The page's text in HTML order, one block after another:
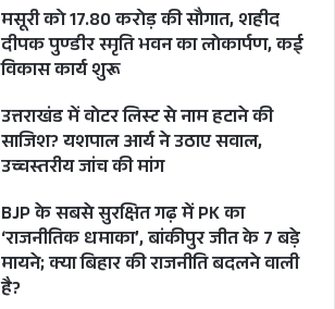
मसूरी को 17.80 करोड़ की सौगात, शहीद
दीपक पुण्डीर स्मृति भवन का लोकार्पण, कई
विकास कार्य शुरू
उत्तराखंड में वोटर लिस्ट से नाम हटाने की
साजिश? यशपाल आर्य ने उठाए सवाल,
उच्चस्तरीय जांच की मांग
BJP के सबसे सुरक्षित गढ़ में PK का
‘राजनीतिक धमाका’, बांकीपुर जीत के 7 बड़े
मायने; क्या बिहार की राजनीति बदलने वाली
है?